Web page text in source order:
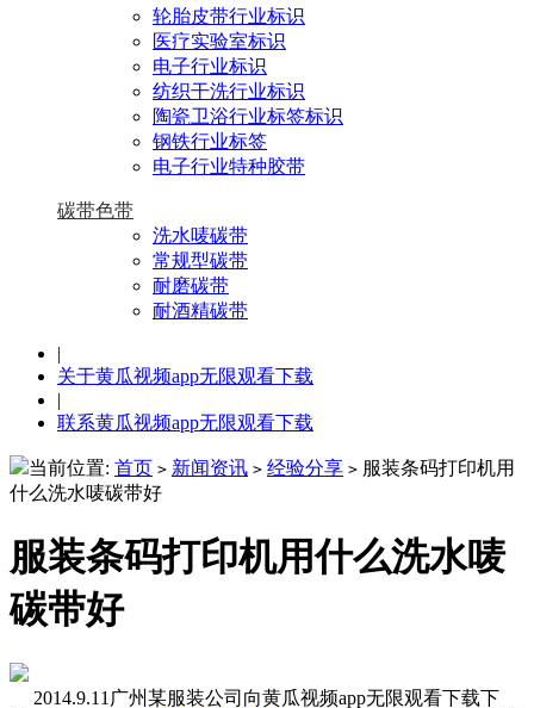
轮胎皮带行业标识
医疗实验室标识
电子行业标识
纺织干洗行业标识
陶瓷卫浴行业标签标识
钢铁行业标签
电子行业特种胶带
碳带色带
洗水唛碳带
常规型碳带
耐磨碳带
耐酒精碳带
|
关于黄瓜视频app无限观看下载
|
联系黄瓜视频app无限观看下载
当前位置: 首页 > 新闻资讯 > 经验分享 > 服装条码打印机用
什么洗水唛碳带好
服装条码打印机用什么洗水唛
碳带好
2014.9.11广州某服装公司向黄瓜视频app无限观看下载下